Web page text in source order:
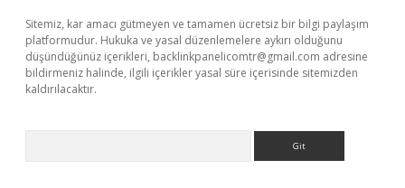
Sitemiz, kar amacı gütmeyen ve tamamen ücretsiz bir bilgi paylaşım
platformudur. Hukuka ve yasal düzenlemelere aykırı olduğunu
düşündüğünüz içerikleri, backlinkpanelicomtr@gmail.com adresine
bildirmeniz halinde, ilgili içerikler yasal süre içerisinde sitemizden
kaldırılacaktır.